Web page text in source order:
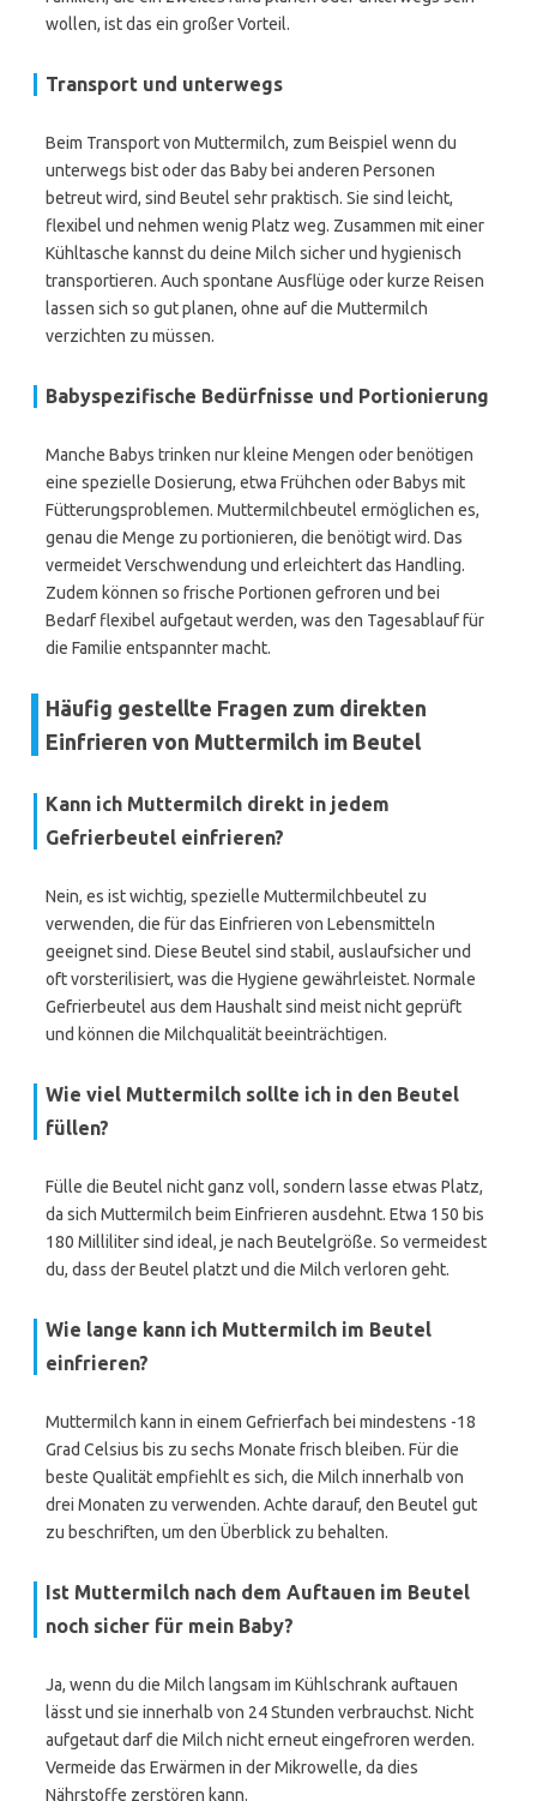
wollen, ist das ein großer Vorteil.
Transport und unterwegs
Beim Transport von Muttermilch, zum Beispiel wenn du
unterwegs bist oder das Baby bei anderen Personen
betreut wird, sind Beutel sehr praktisch. Sie sind leicht,
flexibel und nehmen wenig Platz weg. Zusammen mit einer
Kühltasche kannst du deine Milch sicher und hygienisch
transportieren. Auch spontane Ausflüge oder kurze Reisen
lassen sich so gut planen, ohne auf die Muttermilch
verzichten zu müssen.
Babyspezifische Bedürfnisse und Portionierung
Manche Babys trinken nur kleine Mengen oder benötigen
eine spezielle Dosierung, etwa Frühchen oder Babys mit
Fütterungsproblemen. Muttermilchbeutel ermöglichen es,
genau die Menge zu portionieren, die benötigt wird. Das
vermeidet Verschwendung und erleichtert das Handling.
Zudem können so frische Portionen gefroren und bei
Bedarf flexibel aufgetaut werden, was den Tagesablauf für
die Familie entspannter macht.
Häufig gestellte Fragen zum direkten
Einfrieren von Muttermilch im Beutel
Kann ich Muttermilch direkt in jedem
Gefrierbeutel einfrieren?
Nein, es ist wichtig, spezielle Muttermilchbeutel zu
verwenden, die für das Einfrieren von Lebensmitteln
geeignet sind. Diese Beutel sind stabil, auslaufsicher und
oft vorsterilisiert, was die Hygiene gewährleistet. Normale
Gefrierbeutel aus dem Haushalt sind meist nicht geprüft
und können die Milchqualität beeinträchtigen.
Wie viel Muttermilch sollte ich in den Beutel
füllen?
Fülle die Beutel nicht ganz voll, sondern lasse etwas Platz,
da sich Muttermilch beim Einfrieren ausdehnt. Etwa 150 bis
180 Milliliter sind ideal, je nach Beutelgröße. So vermeidest
du, dass der Beutel platzt und die Milch verloren geht.
Wie lange kann ich Muttermilch im Beutel
einfrieren?
Muttermilch kann in einem Gefrierfach bei mindestens -18
Grad Celsius bis zu sechs Monate frisch bleiben. Für die
beste Qualität empfiehlt es sich, die Milch innerhalb von
drei Monaten zu verwenden. Achte darauf, den Beutel gut
zu beschriften, um den Überblick zu behalten.
Ist Muttermilch nach dem Auftauen im Beutel
noch sicher für mein Baby?
Ja, wenn du die Milch langsam im Kühlschrank auftauen
lässt und sie innerhalb von 24 Stunden verbrauchst. Nicht
aufgetaut darf die Milch nicht erneut eingefroren werden.
Vermeide das Erwärmen in der Mikrowelle, da dies
Nährstoffe zerstören kann.